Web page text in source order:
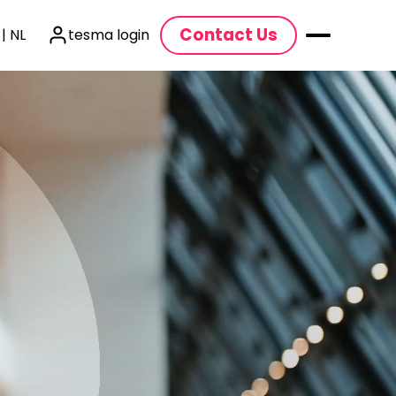
NL tesma login Contact Us